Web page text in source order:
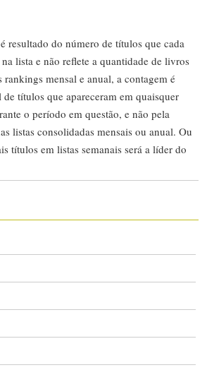
resultado do número de títulos que cada
lista e não reflete a quantidade de livros
mensal e anual, a contagem é
títulos que apareceram em quaisquer
o período em questão, e não pela
listas consolidadas mensais ou anual. Ou
títulos em listas semanais será a líder do